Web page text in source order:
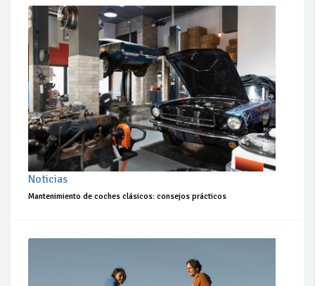
Noticias
Mantenimiento de coches clásicos: consejos prácticos